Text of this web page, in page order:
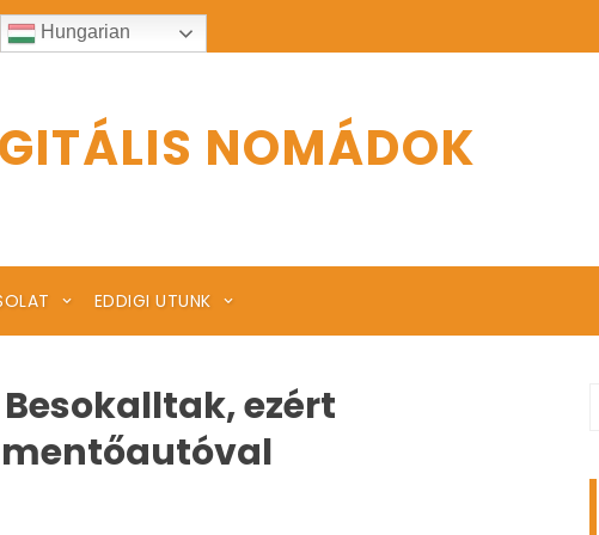
Hungarian
NOMÁDOK
EDDIGI UTUNK
ezért